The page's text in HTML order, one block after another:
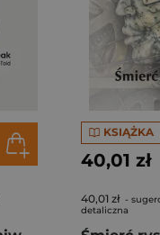
KSIĄŻKA
40,01 zł
40,01 zł -
detaliczna